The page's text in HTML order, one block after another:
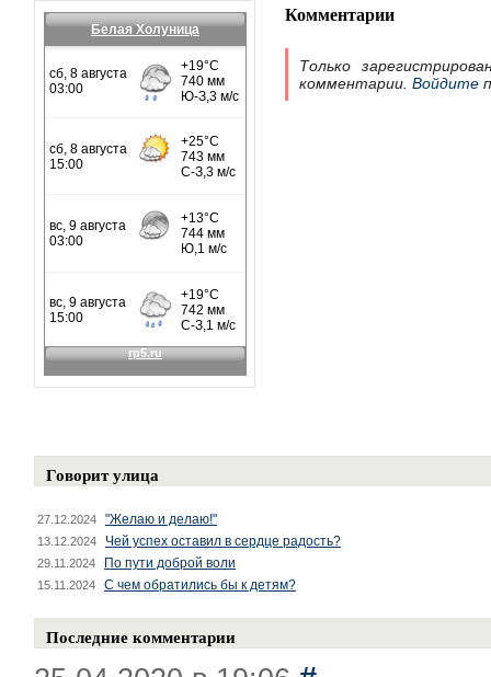
Белая Холуница
Комментарии
Только
комментарии. Войдите
Говорит улица
27.12.2024 "Желаю и делаю!"
13.12.2024 Чей успех оставил в сердце радость?
29.11.2024 По пути доброй воли
15.11.2024 С чем обратились бы к детям?
Последние комментарии